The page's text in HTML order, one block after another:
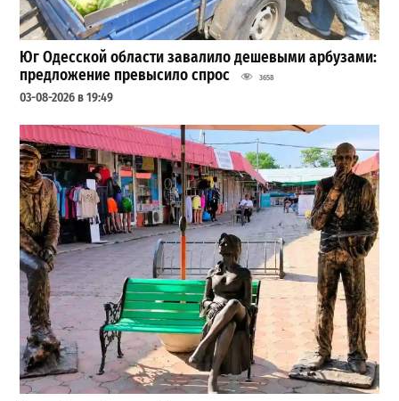
Юг Одесской области завалило дешевыми арбузами:
предложение превысило спрос
3658
03-08-2026 в 19:49